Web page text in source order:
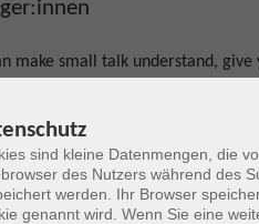
make small talk understand, give
letters.
and their biographies. What is
products. Last but not least, you
Internet and social networks.
sind kleine Datenmengen, die
des Nutzers während des
werden. Ihr Browser
genannt wird. Wenn Sie eine